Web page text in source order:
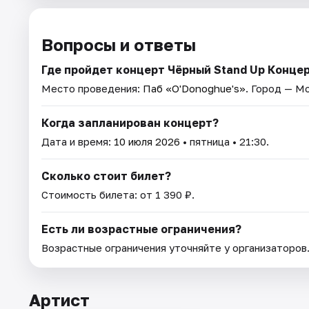
Вопросы и ответы
Где пройдет концерт Чёрный Stand Up
Место проведения: Паб «O'Donoghue's». Город —
Когда запланирован концерт?
Дата и время: 10 июля 2026 • пятница • 21:30.
Сколько стоит билет?
Стоимость билета: от 1 390 ₽.
Есть ли возрастные ограничения?
Возрастные ограничения уточняйте у организаторов.
Артист